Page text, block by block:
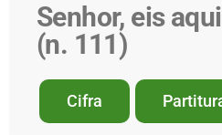
Senhor, eis
(n. 111)
Cifra